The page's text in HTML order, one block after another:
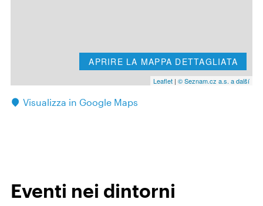
APRIRE LA MAPPA DETTAGLIATA
Leaflet | © Seznam.cz a.s. a další
Visualizza in Google Maps
Eventi nei dintorni